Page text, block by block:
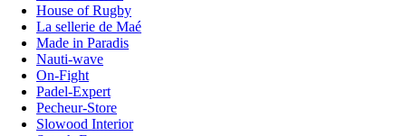
House of Rugby
La sellerie de Maé
Made in Paradis
Nauti-wave
On-Fight
Padel-Expert
Pecheur-Store
Slowood Interior